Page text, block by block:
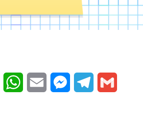
WhatsApp
Email MessengerTelegram